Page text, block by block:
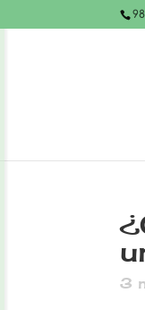
3